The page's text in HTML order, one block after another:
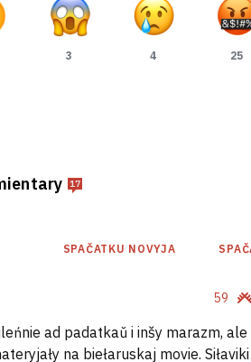
3 4 25
17
SPAČATKU NOVYJA
59
ad padatkaŭ i inšy marazm,
na biełaruskaj movie.